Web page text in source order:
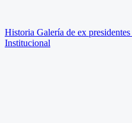
Historia Galería de ex presidentes
Institucional